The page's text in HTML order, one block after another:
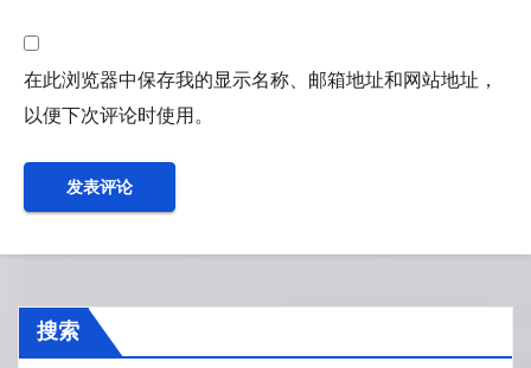
在此浏览器中保存我的显示名称、邮箱地址和网站地址，
以便下次评论时使用。
搜索